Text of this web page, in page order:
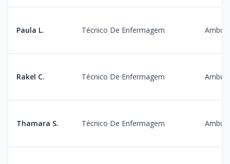
Paula L. Técnico De Enfermagem
Rakel C. Técnico De Enfermagem
Thamara S. Técnico De Enfermagem